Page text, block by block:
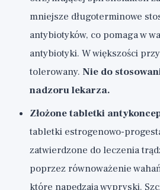
mniejsze długoterminowe
antybiotyków, co pomaga w
antybiotyki. W większości
tolerowany. Nie do
nadzoru lekarza.
Złożone tabletki
tabletki estrogenowo-
zatwierdzone do leczenia
poprzez równoważenie
które napędzają wypryski.